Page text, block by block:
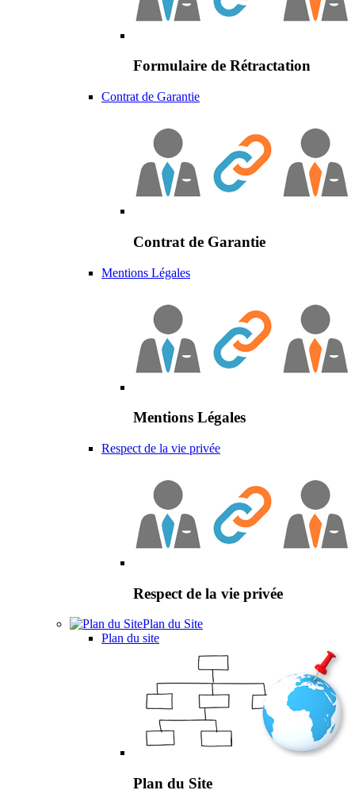
Formulaire de Rétractation
Contrat de Garantie
Contrat de Garantie
Mentions Légales
Mentions Légales
Respect de la vie privée
Respect de la vie privée
Plan du Site
Plan du site
Plan du Site